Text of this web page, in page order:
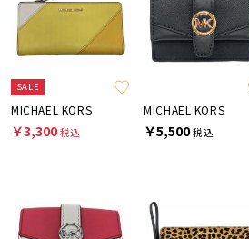
SALE
MICHAEL KORS
￥3,300税込
MICHAEL KORS
￥5,500税込